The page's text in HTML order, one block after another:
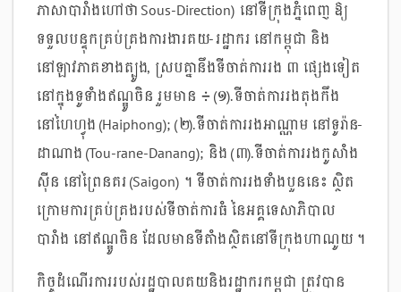
ភាសាបារាំងហៅថា Sous-Direction) នៅទីក្រុងភ្នំពេញ ឱ្យ
ទទួលបន្ទុកគ្រប់គ្រងការងារគយ-រដ្ឋាករ នៅកម្ពុជា និង
នៅឡាវភាគខាងត្បូង, ស្របគ្នានឹងទីចាត់ការរង ៣ ផ្សេងទៀត
នៅក្នុងទូទាំងឥណ្ឌូចិន រួមមាន ៖ (១).ទីចាត់ការរងតុងកឹង
នៅហៃហ្វុង (Haiphong); (២).ទីចាត់ការរងអាណ្ណាម នៅទូរ៉ាន-
ដាណាង (Tou-rane-Danang); និង (៣).ទីចាត់ការរងកូសាំង
ស៊ីន នៅព្រៃនគរ (Saigon) ។ ទីចាត់ការរងទាំងបួននេះ ស្ថិត
ក្រោមការគ្រប់គ្រងរបស់ទីចាត់ការធំ នៃអគ្គទេសាភិបាល
បារាំង នៅឥណ្ឌូចិន ដែលមានទីតាំងស្ថិតនៅទីក្រុងហាណូយ ។
កិច្ចដំណើរការរបស់រដ្ឋបាលគយនិងរដ្ឋាករកម្ពុជា ត្រូវបាន